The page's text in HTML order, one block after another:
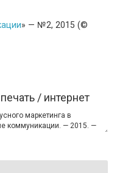
» — №2, 2015 (©
/ интернет